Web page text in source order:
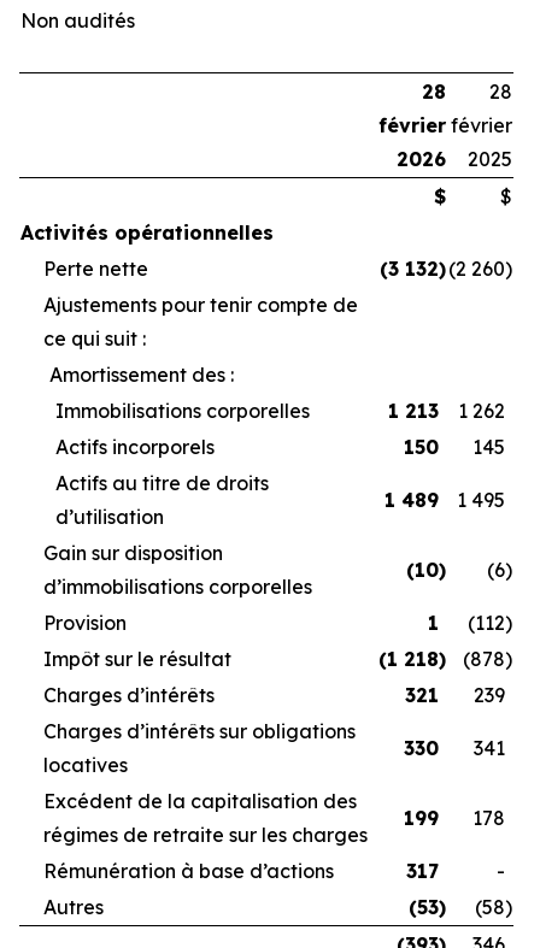
Non audités
28
février
2026
28
février
2025
$
$
Activités opérationnelles
Perte nette
(3 132)(2 260)
Ajustements pour tenir compte de
ce qui suit :
Amortissement des :
Immobilisations corporelles
1 213
1 262
Actifs incorporels
150
145
Actifs au titre de droits
d’utilisation
1 489 1 495
Gain sur disposition
d’immobilisations corporelles
(10) (6)
Provision 1 (112)
Impôt sur le résultat
(1 218) (878)
Charges d’intérêts
321
239
Charges d’intérêts sur obligations
locatives
330 341
Excédent de la capitalisation des
régimes de retraite sur les charges
199 178
Rémunération à base d’actions 317
-
Autres
(53) (58)